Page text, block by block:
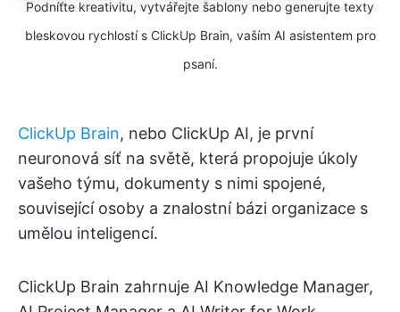
Podníťte kreativitu, vytvářejte šablony nebo generujte texty
bleskovou rychlostí s ClickUp Brain, vaším AI asistentem pro
psaní.
ClickUp Brain, nebo ClickUp AI, je první
neuronová síť na světě, která propojuje úkoly
vašeho týmu, dokumenty s nimi spojené,
související osoby a znalostní bázi organizace s
umělou inteligencí.
ClickUp Brain zahrnuje AI Knowledge Manager,